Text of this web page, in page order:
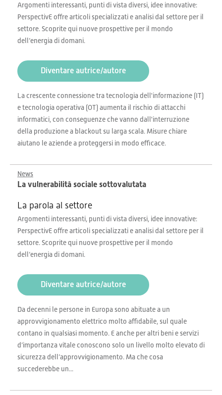
Argomenti interessanti, punti di vista diversi, idee innovative:
PerspectivE offre articoli specializzati e analisi dal settore per il
settore. Scoprite qui nuove prospettive per il mondo
dell’energia di domani.
Diventare autrice/autore
La crescente connessione tra tecnologia dell'informazione (IT)
e tecnologia operativa (OT) aumenta il rischio di attacchi
informatici, con conseguenze che vanno dall'interruzione
della produzione a blackout su larga scala. Misure chiare
aiutano le aziende a proteggersi in modo efficace.
News
La vulnerabilità sociale sottovalutata
La parola al settore
Argomenti interessanti, punti di vista diversi, idee innovative:
PerspectivE offre articoli specializzati e analisi dal settore per il
settore. Scoprite qui nuove prospettive per il mondo
dell’energia di domani.
Diventare autrice/autore
Da decenni le persone in Europa sono abituate a un
approvvigionamento elettrico molto affidabile, sul quale
contano in qualsiasi momento. E anche per altri beni e servizi
d’importanza vitale conoscono solo un livello molto elevato di
sicurezza dell’approvvigionamento. Ma che cosa
succederebbe un...